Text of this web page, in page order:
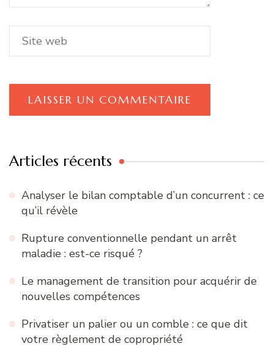
Articles récents
Analyser le bilan comptable d’un concurrent : ce
qu’il révèle
Rupture conventionnelle pendant un arrêt
maladie : est-ce risqué ?
Le management de transition pour acquérir de
nouvelles compétences
Privatiser un palier ou un comble : ce que dit
votre règlement de copropriété